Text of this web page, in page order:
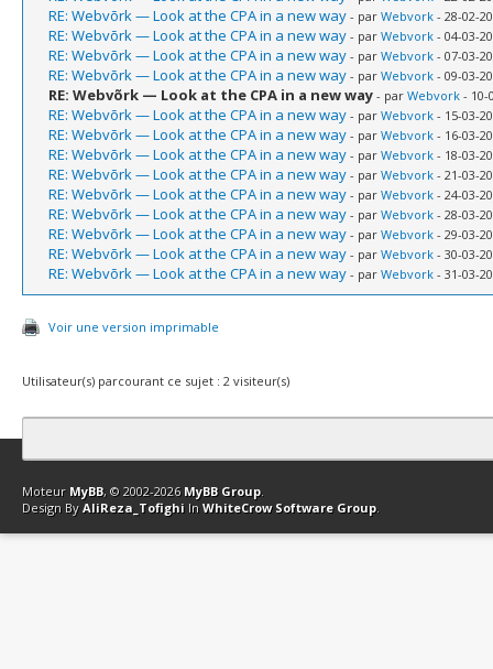
RE: Webvõrk — Look at the CPA in a new way - par Webvork - 28-02-
RE: Webvõrk — Look at the CPA in a new way - par Webvork - 04-03-
RE: Webvõrk — Look at the CPA in a new way - par Webvork - 07-03-
RE: Webvõrk — Look at the CPA in a new way - par Webvork - 09-03-
RE: Webvõrk — Look at the CPA in a new way - par Webvork - 10-
RE: Webvõrk — Look at the CPA in a new way - par Webvork - 15-03-
RE: Webvõrk — Look at the CPA in a new way - par Webvork - 16-03-
RE: Webvõrk — Look at the CPA in a new way - par Webvork - 18-03-
RE: Webvõrk — Look at the CPA in a new way - par Webvork - 21-03-
RE: Webvõrk — Look at the CPA in a new way - par Webvork - 24-03-
RE: Webvõrk — Look at the CPA in a new way - par Webvork - 28-03-
RE: Webvõrk — Look at the CPA in a new way - par Webvork - 29-03-
RE: Webvõrk — Look at the CPA in a new way - par Webvork - 30-03-
RE: Webvõrk — Look at the CPA in a new way - par Webvork - 31-03-
Voir une version imprimable
Utilisateur(s) parcourant ce sujet : 2 visiteur(s)
Contact Club Affiliation Retourner en haut Version bas-débit
Moteur MyBB, © 2002-2026 MyBB Group.
Design By AliReza_Tofighi In WhiteCrow Software Group.